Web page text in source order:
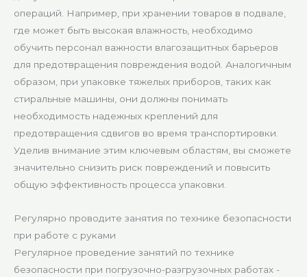
операций. Например, при хранении товаров в подвале,
где может быть высокая влажность, необходимо
обучить персонал важности влагозащитных барьеров
для предотвращения повреждения водой. Аналогичным
образом, при упаковке тяжелых приборов, таких как
стиральные машины, они должны понимать
необходимость надежных креплений для
предотвращения сдвигов во время транспортировки.
Уделив внимание этим ключевым областям, вы сможете
значительно снизить риск повреждений и повысить
общую эффективность процесса упаковки.
Регулярно проводите занятия по технике безопасности
при работе с руками
Регулярное проведение занятий по технике
безопасности при погрузочно-разгрузочных работах -